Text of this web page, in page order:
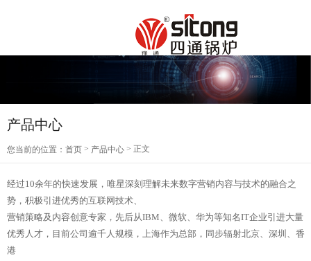
产品中心
您当前的位置： 首页 > 产品中心 > 正文
经过10余年的快速发展，唯星深刻理解未来数字营销内容与技术的融合之
势，积极引进优秀的互联网技术、
营销策略及内容创意专家，先后从IBM、微软、华为等知名IT企业引进大量
优秀人才，目前公司逾千人规模，上海作为总部，同步辐射北京、深圳、香
港